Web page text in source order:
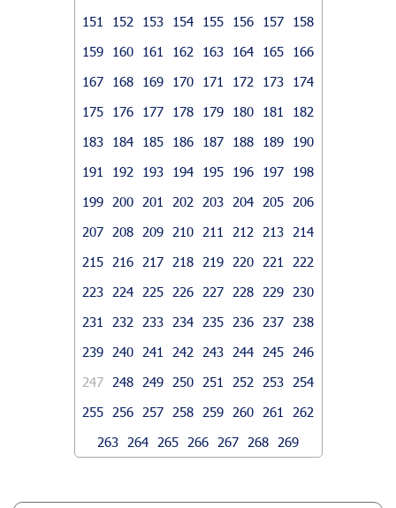
151
152 153 154 155 156 157
158
159
160 161 162 163 164 165
166
167
168 169 170 171 172 173
174
175
176 177 178 179 180 181
182
183
184 185 186 187 188 189
190
191
192 193 194 195 196 197
198
199
200 201 202 203 204 205
206
207
208 209 210 211 212 213
214
215
216 217 218 219 220 221
222
223
224 225 226 227 228 229
230
231
232 233 234 235 236 237
238
239
240 241 242 243 244 245
246
247
248 249 250 251 252 253
254
255
256 257 258 259 260 261
262
263
264 265 266 267 268 269